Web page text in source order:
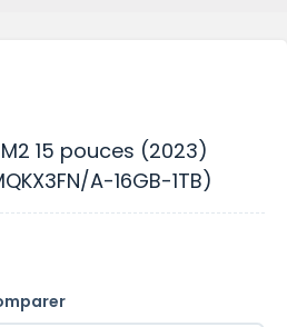
15 pouces (2023)
A-16GB-1TB)